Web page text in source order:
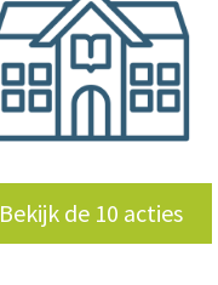
Bekijk de 10 acties